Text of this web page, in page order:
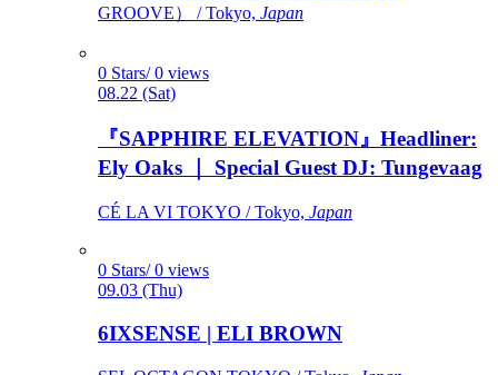
GROOVE） / Tokyo, Japan
0 Stars/ 0 views
08.22 (Sat)
『SAPPHIRE ELEVATION』Headliner:
Ely Oaks ｜ Special Guest DJ: Tungevaag
CÉ LA VI TOKYO / Tokyo, Japan
0 Stars/ 0 views
09.03 (Thu)
6IXSENSE | ELI BROWN